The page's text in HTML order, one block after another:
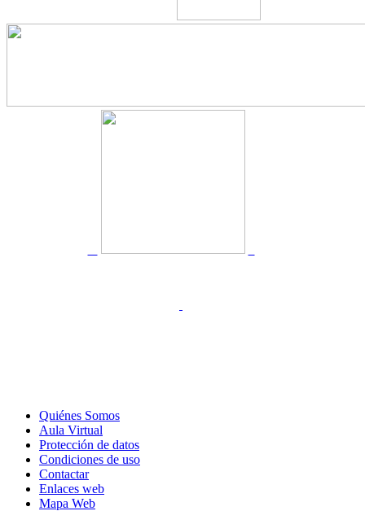
Quiénes Somos
Aula Virtual
Protección de datos
Condiciones de uso
Contactar
Enlaces web
Mapa Web